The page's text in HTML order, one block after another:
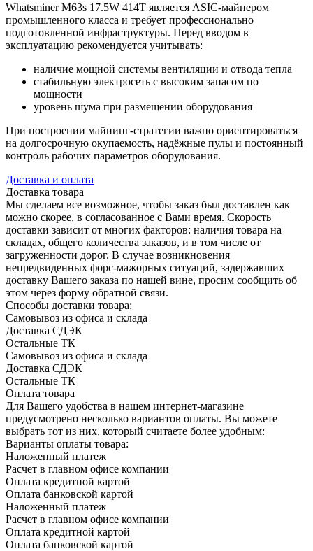
Whatsminer M63s 17.5W 414T является ASIC-майнером
промышленного класса и требует профессионально
подготовленной инфраструктуры. Перед вводом в
эксплуатацию рекомендуется учитывать:
наличие мощной системы вентиляции и отвода тепла
стабильную электросеть с высоким запасом по
мощности
уровень шума при размещении оборудования
При построении майнинг-стратегии важно ориентироваться
на долгосрочную окупаемость, надёжные пулы и постоянный
контроль рабочих параметров оборудования.
Доставка и оплата
Доставка товара
Мы сделаем все возможное, чтобы заказ был доставлен как
можно скорее, в согласованное с Вами время. Скорость
доставки зависит от многих факторов: наличия товара на
складах, общего количества заказов, и в том числе от
загруженности дорог. В случае возникновения
непредвиденных форс-мажорных ситуаций, задержавших
доставку Вашего заказа по нашей вине, просим сообщить об
этом через форму обратной связи.
Способы доставки товара:
Самовывоз из офиса и склада
Доставка СДЭК
Остальные ТК
Самовывоз из офиса и склада
Доставка СДЭК
Остальные ТК
Оплата товара
Для Вашего удобства в нашем интернет-магазине
предусмотрено несколько вариантов оплаты. Вы можете
выбрать тот из них, который считаете более удобным:
Варианты оплаты товара:
Наложенный платеж
Расчет в главном офисе компании
Оплата кредитной картой
Оплата банковской картой
Наложенный платеж
Расчет в главном офисе компании
Оплата кредитной картой
Оплата банковской картой